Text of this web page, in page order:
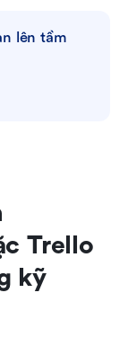
lên tầm
Trello
kỹ